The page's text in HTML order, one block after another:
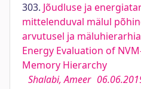
303. Jõudluse ja
mittelenduval mälul
arvutusel ja
Energy Evaluation of
Memory Hierarchy
Shalabi, Ameer